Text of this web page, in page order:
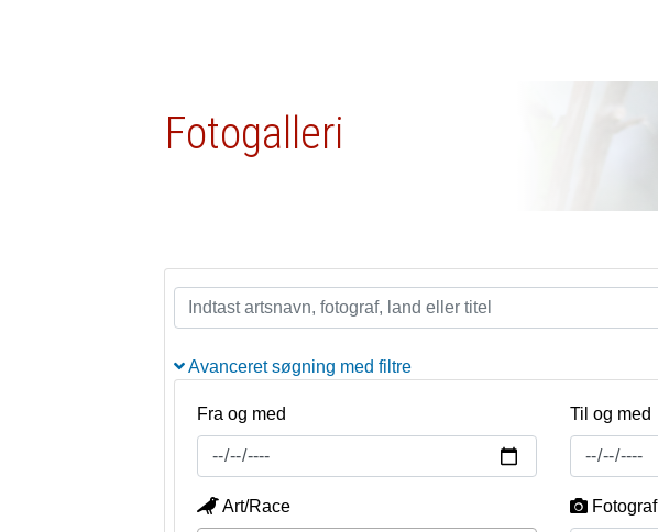
Fotogalleri
Avanceret søgning med filtre
Fra og med Til og med
Art/Race
Fotograf